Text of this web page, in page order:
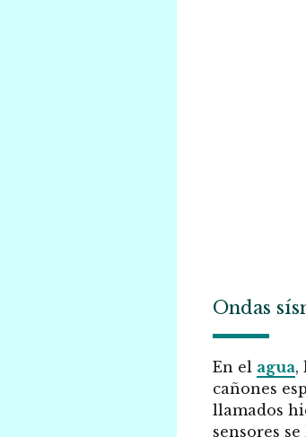
Ondas
En el agua,
cañones
llamados
sensores